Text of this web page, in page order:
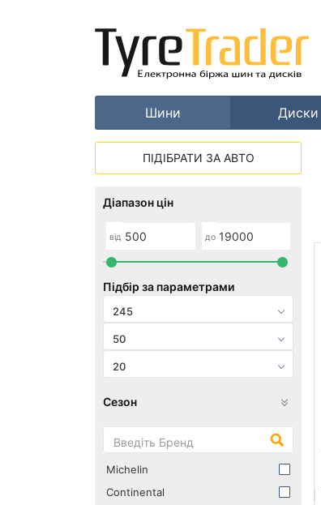
Шини Диски
ПІДІБРАТИ ЗА АВТО
Діапазон цін
від до
Підбір за параметрами
245
50
20
Сезон
Michelin
Continental